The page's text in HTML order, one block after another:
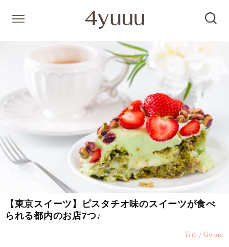
【東京スイーツ】ピスタチオ味のスイーツが食べ
られる都内のお店7つ♪
Trip / Go out